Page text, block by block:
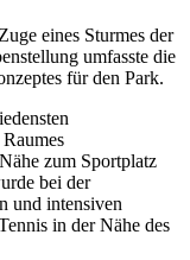
eines Sturmes der
umfasste die
für den Park.
zum Sportplatz
bei der
und intensiven
in der Nähe des